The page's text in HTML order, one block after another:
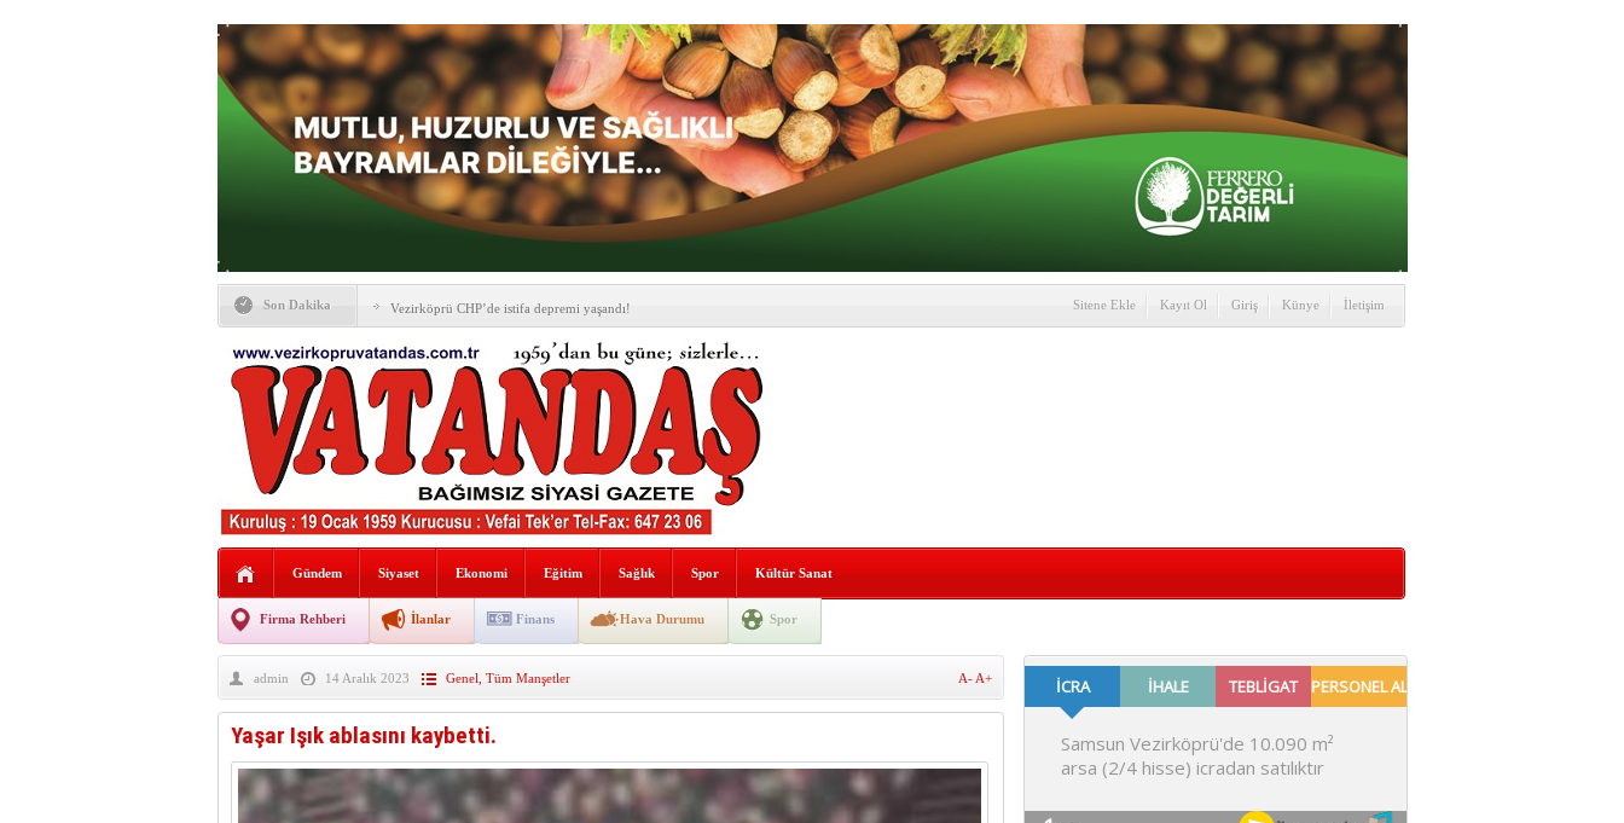
Son Dakika Vezirköprü CHP’de istifa depremi yaşandı!
HAYATIN İÇİNDEN BESLENME
Kaybettiklerimiz
NÖBETÇİ ECZANELER
Okullarda yeni dönem: Yönetmelik kapsamlı şekilde
değişti
Sabır ve zarafetin sanatı filografi, gençlerle geleceğe
taşınıyor
“Yaz Seninle Güzel” doğa yürüyüşü
Sitene Ekle Kayıt Ol Giriş Künye İletişim
Gündem Siyaset Ekonomi Eğitim Sağlık Spor Kültür Sanat
Firma Rehberi İlanlar Finans Hava Durumu Spor
admin 14 Aralık 2023 Genel Tüm Manşetler A- A+
Yaşar Işık ablasını kaybetti.